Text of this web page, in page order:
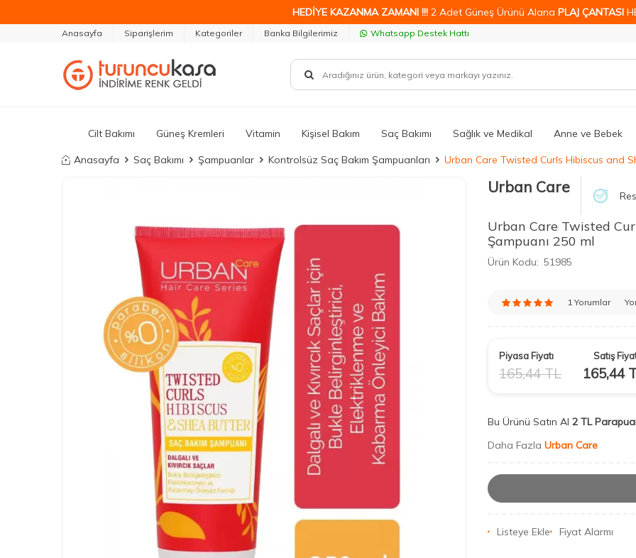
HEDİYE KAZANMA ZAMANI !!! 2 Adet Güneş Ürünü Alana PLAJ ÇANTASI
Anasayfa Siparişlerim Kategoriler Banka Bilgilerimiz Whatsapp Destek Hattı
Cilt Bakımı Güneş Kremleri Vitamin Kişisel Bakım Saç Bakımı Sağlık ve Medikal Anne ve Bebek
Anasayfa Saç Bakımı Şampuanlar Kontrolsüz Saç Bakım Şampuanları Urban Care Twisted Curls Hibiscus and
Urban Care
Urban Care Twisted
Şampuanı 250 ml
Ürün Kodu: 51985
1 Yorumlar
Piyasa Fiyatı
165,44TL
Satış
165,44
Bu Ürünü Satın Al 2 TL
Daha Fazla Urban Care
Listeye Ekle Fiyat Alarmı